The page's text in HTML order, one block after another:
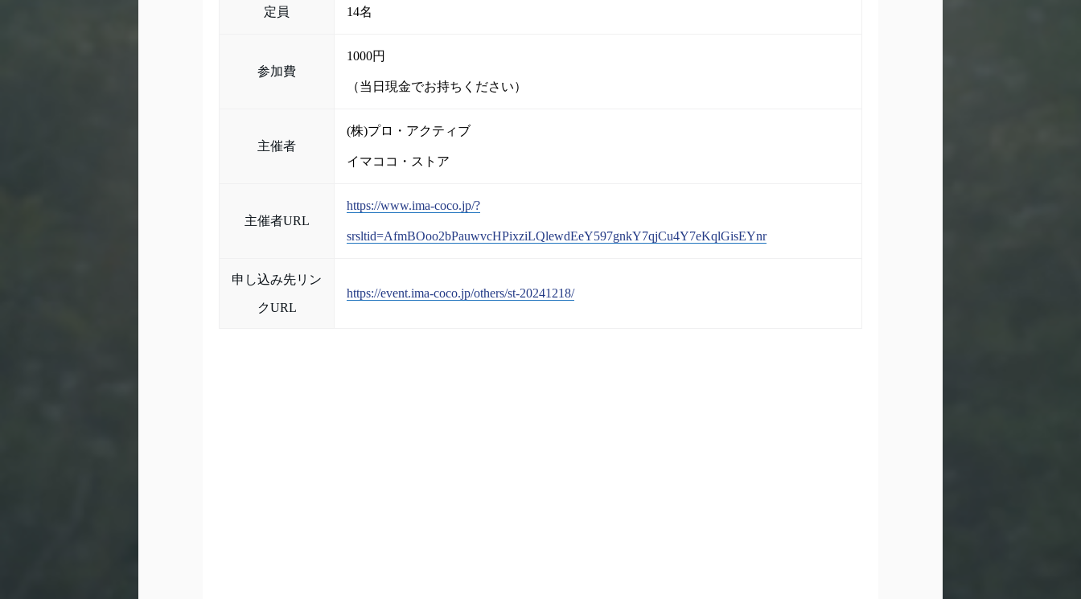
定員 14名
参加費
1000円
（当日現金でお持ちください）
主催者
(株)プロ・アクティブ
イマココ・ストア
主催者URL
https://www.ima-coco.jp/?
srsltid=AfmBOoo2bPauwvcHPixziLQlewdEeY597gnkY7qjCu4Y7eKqlGisEYnr
申し込み先リン
クURL
https://event.ima-coco.jp/others/st-20241218/